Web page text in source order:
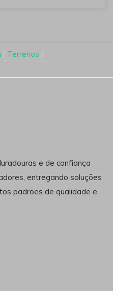
Terrenos
e de confiança
entregando soluções
padrões de qualidade e